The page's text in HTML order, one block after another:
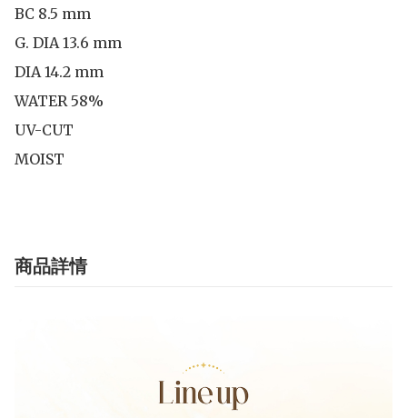
BC 8.5 mm
G. DIA 13.6 mm
DIA 14.2 mm
WATER 58%
UV-CUT
MOIST
商品詳情